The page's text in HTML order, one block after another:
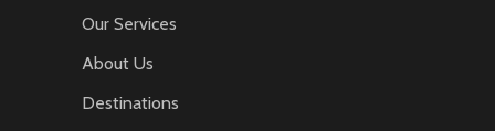
Our Services
About Us
Destinations